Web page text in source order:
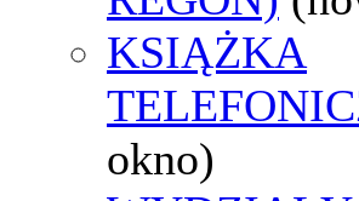
KSIĄŻKA
okno)